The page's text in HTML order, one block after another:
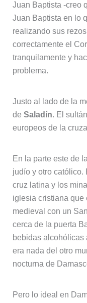
Juan Baptista -creo
Juan Baptista en lo
realizando sus
correctamente el
tranquilamente y
problema.
Justo al lado de la
de Saladín. El
europeos de la
En la parte este de
judío y otro católico.
cruz latina y los
iglesia cristiana que
medieval con un
cerca de la puerta
bebidas alcohólicas
era nada del otro
nocturna de
Pero lo ideal en